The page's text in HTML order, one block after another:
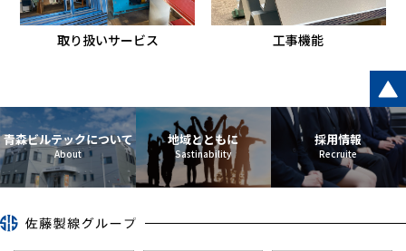
取り扱いサービス 工事機能
青森ビルテックについて 地域とともに 採用情報